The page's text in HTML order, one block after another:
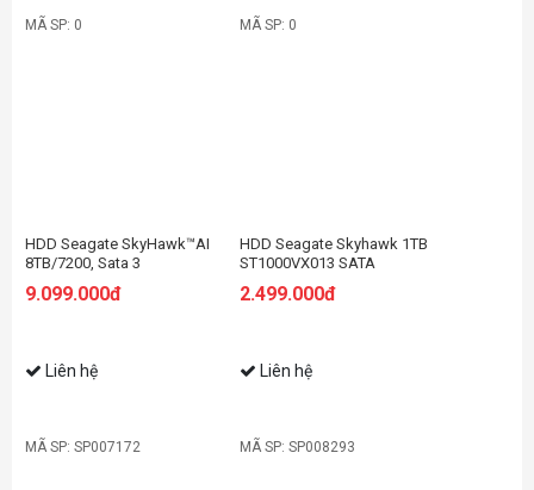
MÃ SP: 0
HDD Seagate SkyHawk™AI
8TB/7200, Sata 3
9.099.000đ
Liên hệ
MÃ SP: 0
HDD Seagate Skyhawk 1TB
ST1000VX013 SATA
2.499.000đ
Liên hệ
MÃ SP: SP007172 MÃ SP: SP008293